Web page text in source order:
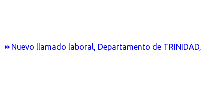
⏩Nuevo llamado laboral, Departamento de TRINIDAD,